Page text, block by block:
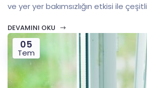
ve yer yer bakımsızlığın etkisi ile çeşitli
DEVAMINI OKU
05
Tem